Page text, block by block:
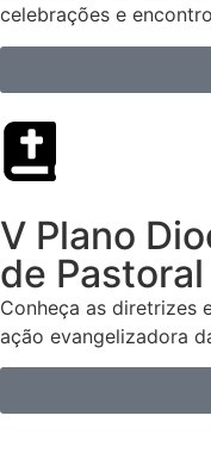
celebrações e
V Plano
de Pastoral
Conheça as diretrizes
ação evangelizadora